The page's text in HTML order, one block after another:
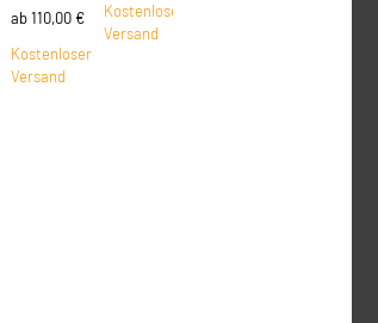
ab110,00 €
Kostenloser
Versand
Kostenloser
Versand